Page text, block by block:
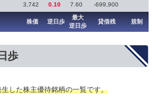
3,742 0.10 7.60 -699,900
株価 逆日歩
最大
逆日歩
貸借残 規制
歩
した株主優待銘柄の一覧です。